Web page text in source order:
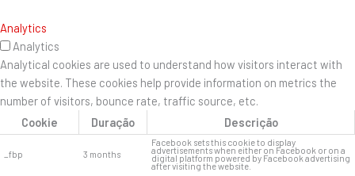
Analytics
Analytics
Analytical cookies are used to understand how visitors interact with
the website. These cookies help provide information on metrics the
number of visitors, bounce rate, traffic source, etc.
Cookie
Duração Descrição
_fbp 3 months
Facebook sets this cookie to display
advertisements when either on Facebook or on a
digital platform powered by Facebook advertising
after visiting the website.